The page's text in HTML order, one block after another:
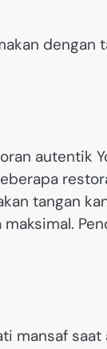
dengan
autentik
tangan
maksimal.
mansaf